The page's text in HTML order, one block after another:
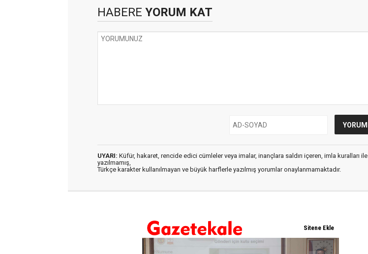
HABERE YORUM KAT
UYARI: Küfür, hakaret, rencide edici cümleler veya imalar, inançlara saldırı içeren, imla kuralları ile
yazılmamış,
Türkçe karakter kullanılmayan ve büyük harflerle yazılmış yorumlar onaylanmamaktadır.